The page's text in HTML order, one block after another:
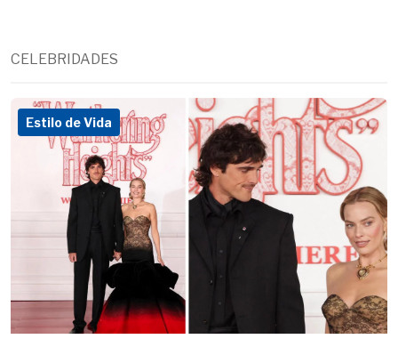
CELEBRIDADES
Estilo de Vida